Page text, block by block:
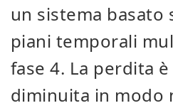
un sistema
piani temporali
fase 4. La perdita
diminuita in modo